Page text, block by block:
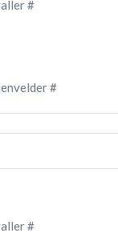
#
#
#